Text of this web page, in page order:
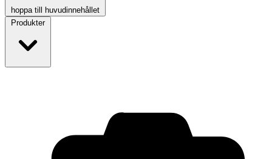
hoppa till huvudinnehållet
Produkter